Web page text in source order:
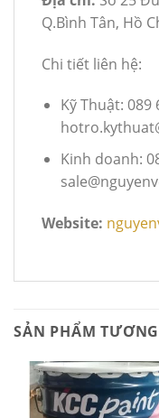
Q.Bình Tân, Hồ
Chi tiết liên hệ:
Kỹ Thuật: 089
Kinh doanh:
Website:
SẢN PHẨM